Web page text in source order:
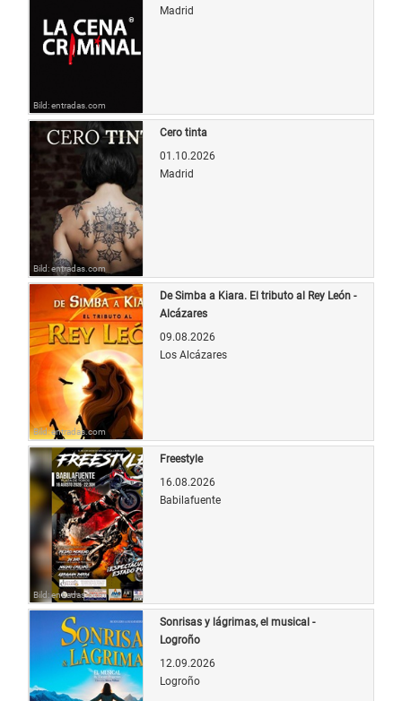
Bild: entradas.com
Madrid
Bild: entradas.com
Cero tinta
01.10.2026
Madrid
Bild: entradas.com
De Simba a Kiara. El tributo al Rey León -
Alcázares
09.08.2026
Los Alcázares
Bild: entradas.com
Freestyle
16.08.2026
Babilafuente
Sonrisas y lágrimas, el musical -
Logroño
12.09.2026
Logroño